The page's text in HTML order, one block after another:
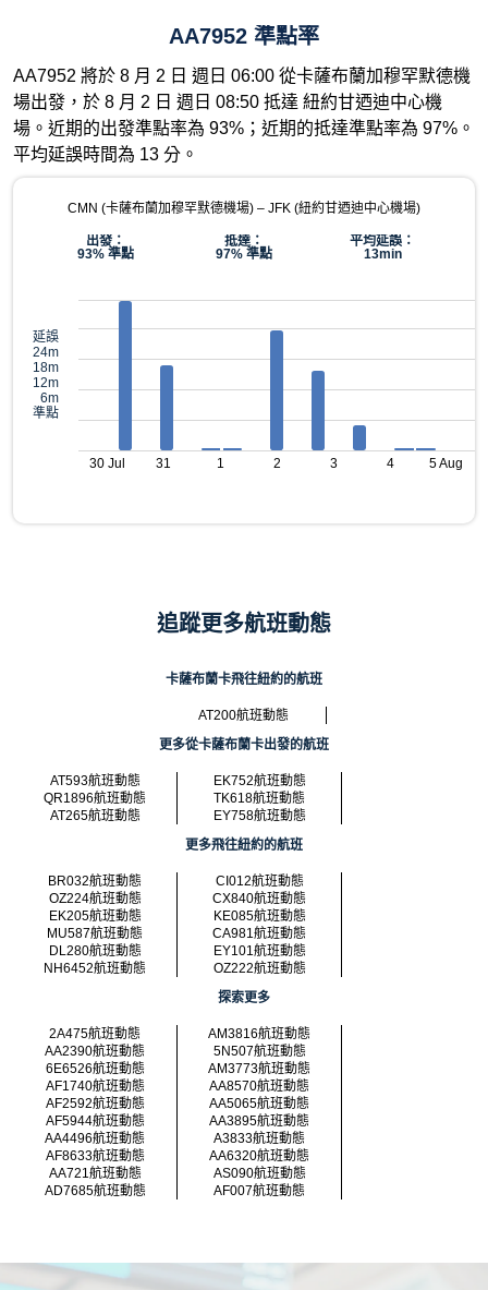
AA7952 準點率
AA7952 將於 8 月 2 日 週日 06:00 從卡薩布蘭加穆罕默德機
場出發，於 8 月 2 日 週日 08:50 抵達 紐約甘迺迪中心機
場。近期的出發準點率為 93%；近期的抵達準點率為 97%。
平均延誤時間為 13 分。
CMN (卡薩布蘭加穆罕默德機場) – JFK (紐約甘迺迪中心機場)
出發：
93% 準點
抵達：
97% 準點
平均延誤：
13min
延誤
24m
18m
12m
6m
準點
30 Jul 31 1 2 3 4 5 Aug
追蹤更多航班動態
卡薩布蘭卡飛往紐約的航班
AT200航班動態
更多從卡薩布蘭卡出發的航班
AT593航班動態
EK752航班動態
QR1896航班動態
TK618航班動態
AT265航班動態
EY758航班動態
更多飛往紐約的航班
BR032航班動態
CI012航班動態
OZ224航班動態
CX840航班動態
EK205航班動態
KE085航班動態
MU587航班動態
CA981航班動態
DL280航班動態
EY101航班動態
NH6452航班動態
OZ222航班動態
探索更多
2A475航班動態
AM3816航班動態
AA2390航班動態
5N507航班動態
6E6526航班動態
AM3773航班動態
AF1740航班動態
AA8570航班動態
AF2592航班動態
AA5065航班動態
AF5944航班動態
AA3895航班動態
AA4496航班動態
A3833航班動態
AF8633航班動態
AA6320航班動態
AA721航班動態
AS090航班動態
AD7685航班動態
AF007航班動態